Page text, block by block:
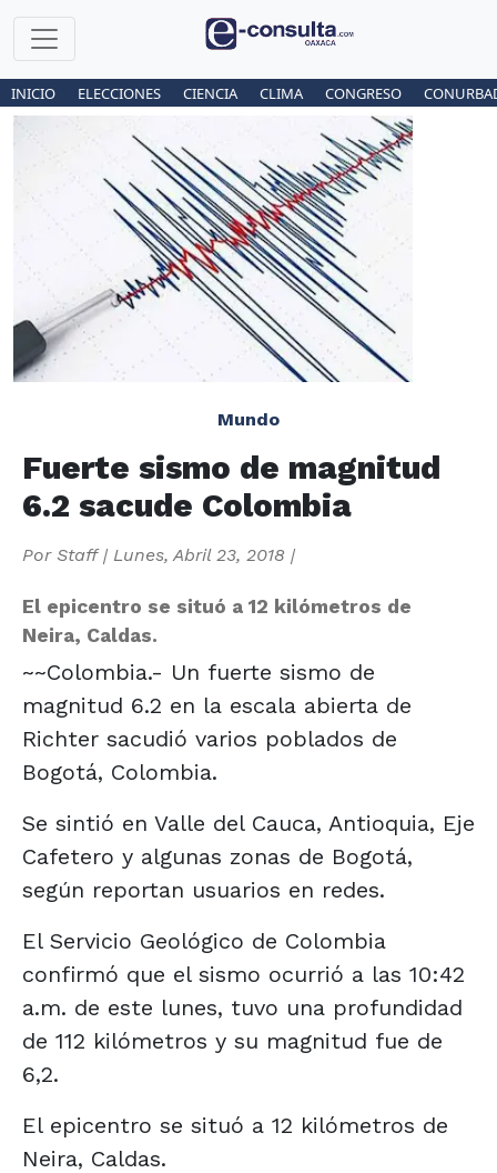
INICIO ELECCIONES CIENCIA CLIMA CONGRESO
Mundo
Fuerte sismo de magnitud
6.2 sacude Colombia
Por Staff| Lunes, Abril 23, 2018 |
El epicentro se situó a 12 kilómetros de
Neira, Caldas.
~~Colombia.- Un fuerte sismo de
magnitud 6.2 en la escala abierta de
Richter sacudió varios poblados de
Bogotá, Colombia.
Se sintió en Valle del Cauca, Antioquia, Eje
Cafetero y algunas zonas de Bogotá,
según reportan usuarios en redes.
El Servicio Geológico de Colombia
confirmó que el sismo ocurrió a las 10:42
a.m. de este lunes, tuvo una profundidad
de 112 kilómetros y su magnitud fue de
6,2.
El epicentro se situó a 12 kilómetros de
Neira, Caldas.